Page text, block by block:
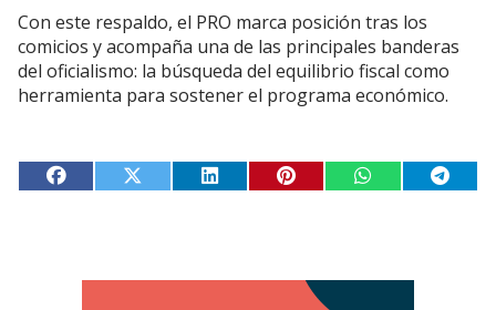
Con este respaldo, el PRO marca posición tras los
comicios y acompaña una de las principales banderas
del oficialismo: la búsqueda del equilibrio fiscal como
herramienta para sostener el programa económico.